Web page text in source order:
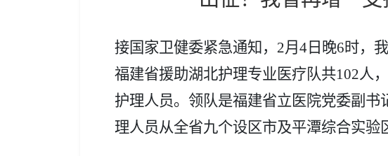
接国家卫健委紧急通知，2月4日晚6时，
福建省援助湖北护理专业医疗队共102人
护理人员。领队是福建省立医院党委副
理人员从全省九个设区市及平潭综合实验